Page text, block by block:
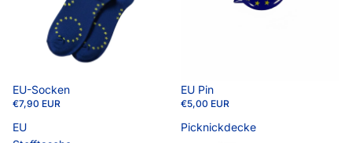
EU-Socken
€7,90 EUR
EU Pin
€5,00 EUR
EU
Picknickdecke